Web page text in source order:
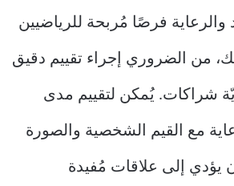
والرعاية فرصًا مُربحة للرياضيين
من الضروري إجراء تقييم دقيق
شراكات. يُمكن لتقييم مدى
مع القيم الشخصية والصورة
يؤدي إلى علاقات مُفيدة